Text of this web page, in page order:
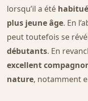
lorsqu’il a été
plus jeune âge. En
peut toutefois se
débutants. En
excellent
nature, notamment